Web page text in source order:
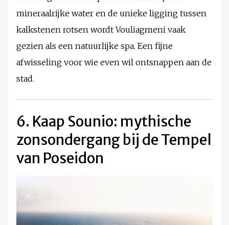
mineraalrijke water en de unieke ligging tussen
kalkstenen rotsen wordt Vouliagmeni vaak
gezien als een natuurlijke spa. Een fijne
afwisseling voor wie even wil ontsnappen aan de
stad.
6. Kaap Sounio: mythische
zonsondergang bij de Tempel
van Poseidon